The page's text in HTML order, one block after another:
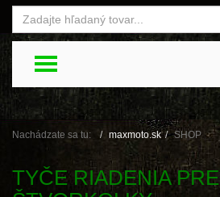
TOGGLE MENU
Nachádzate sa tu: maxmoto.sk SHOP
TYČE RIADENIA PRE